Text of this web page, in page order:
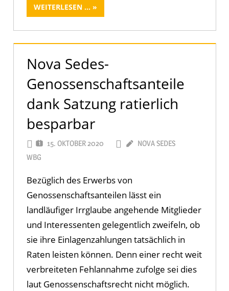
WEITERLESEN ...
Nova Sedes-
Genossenschaftsanteile
dank Satzung ratierlich
besparbar
15. OKTOBER 2020
NOVA SEDES
WBG
Bezüglich des Erwerbs von
Genossenschaftsanteilen lässt ein
landläufiger Irrglaube angehende Mitglieder
und Interessenten gelegentlich zweifeln, ob
sie ihre Einlagenzahlungen tatsächlich in
Raten leisten können. Denn einer recht weit
verbreiteten Fehlannahme zufolge sei dies
laut Genossenschaftsrecht nicht möglich.